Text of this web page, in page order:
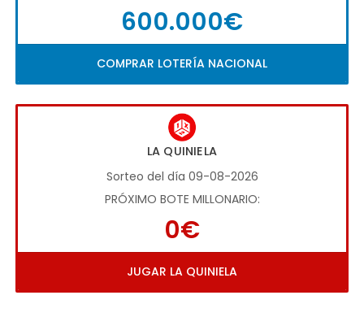
600.000€
COMPRAR LOTERÍA NACIONAL
LA QUINIELA
Sorteo del día 09-08-2026
PRÓXIMO BOTE MILLONARIO:
0€
JUGAR LA QUINIELA